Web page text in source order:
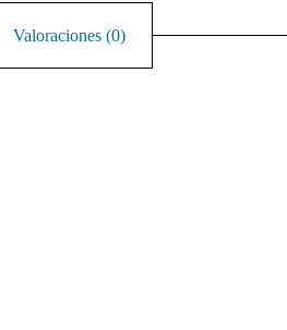
Valoraciones (0)